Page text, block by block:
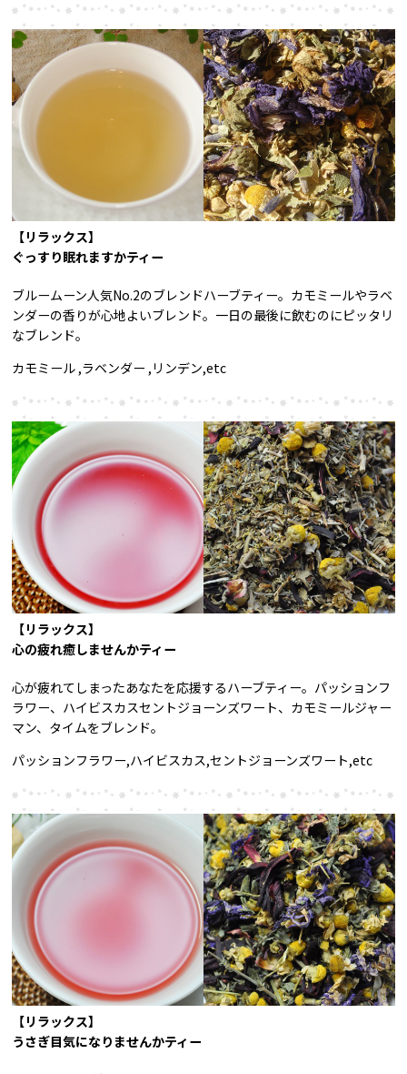
【リラックス】
ぐっすり眠れますかティー
ブルームーン人気No.2のブレンドハーブティー。カモミールやラベ
ンダーの香りが心地よいブレンド。一日の最後に飲むのにピッタリ
なブレンド。
カモミール ,ラベンダー ,リンデン,etc
【リラックス】
心の疲れ癒しませんかティー
心が疲れてしまったあなたを応援するハーブティー。パッションフ
ラワー、ハイビスカスセントジョーンズワート、カモミールジャー
マン、タイムをブレンド。
パッションフラワー,ハイビスカス,セントジョーンズワート,etc
【リラックス】
うさぎ目気になりませんかティー